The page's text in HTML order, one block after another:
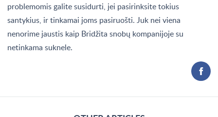
problemomis galite susidurti, jei pasirinksite tokius
santykius, ir tinkamai joms pasiruošti. Juk nei viena
nenorime jaustis kaip Bridžita snobų kompanijoje su
netinkama suknele.